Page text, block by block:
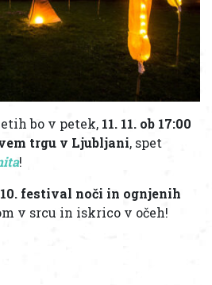
bo v petek, 11. 11. ob 17:00
trgu v Ljubljani, spet
!
festival noči in ognjenih
v srcu in iskrico v očeh!